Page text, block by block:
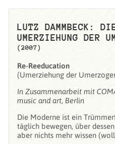
LUTZ DAMMBECK:
UMERZIEHUNG DER
(2007)
Re-Reeducation
(Umerziehung der
In Zusammenarbeit mit
music and art, Berlin
Die Moderne ist ein
täglich bewegen, über
aber nichts mehr wissen